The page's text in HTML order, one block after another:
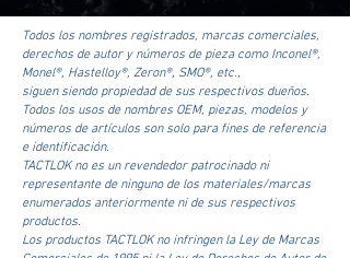
Todos los nombres registrados, marcas comerciales,
derechos de autor y números de pieza como Inconel®,
Monel®, Hastelloy®, Zeron®, SMO®, etc.,
siguen siendo propiedad de sus respectivos dueños.
Todos los usos de nombres OEM, piezas, modelos y
números de artículos son solo para fines de referencia
e identificación.
TACTLOK no es un revendedor patrocinado ni
representante de ninguno de los materiales/marcas
enumerados anteriormente ni de sus respectivos
productos.
Los productos TACTLOK no infringen la Ley de Marcas